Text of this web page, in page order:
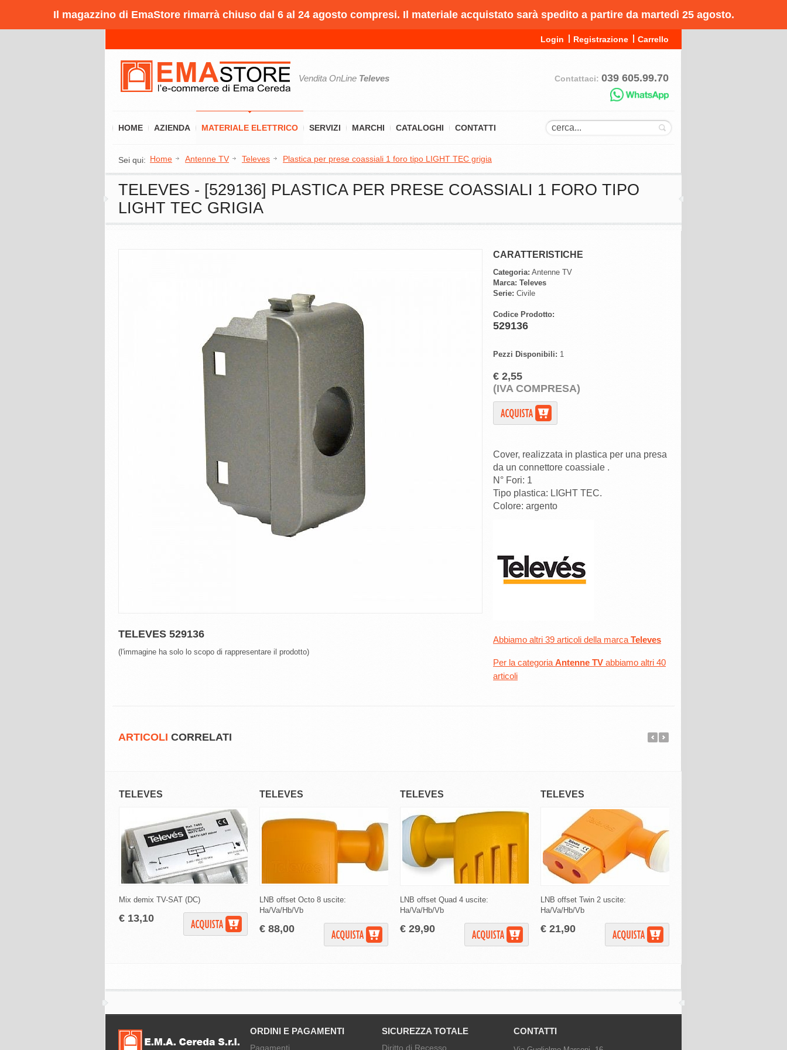
Il magazzino di EmaStore rimarrà chiuso dal 6 al 24 agosto compresi. Il materiale acquistato sarà spedito a partire da martedì 25 agosto.
Login Registrazione Carrello
Vendita OnLine Televes Contattaci: 039 605.99.70
HOME AZIENDA MATERIALE ELETTRICO SERVIZI MARCHI CATALOGHI CONTATTI
Sei qui: Home Antenne TV Televes Plastica per prese coassiali 1 foro tipo LIGHT TEC grigia
TELEVES - [529136] PLASTICA PER PRESE COASSIALI 1 FORO TIPO
LIGHT TEC GRIGIA
TELEVES 529136
(l'immagine ha solo lo scopo di rappresentare il prodotto)
CARATTERISTICHE
Categoria: Antenne TV
Marca: Televes
Serie: Civile
Codice Prodotto:
529136
Pezzi Disponibili: 1
€ 2,55
(IVA COMPRESA)
Cover, realizzata in plastica per una presa
da un connettore coassiale .
N° Fori: 1
Tipo plastica: LIGHT TEC.
Colore: argento
Abbiamo altri 39 articoli della marca Televes
Per la categoria Antenne TV abbiamo altri 40
articoli
ARTICOLI CORRELATI
TELEVES
Mix demix TV-SAT (DC)
€ 13,10
TELEVES
LNB offset Octo 8 uscite:
Ha/Va/Hb/Vb
€ 88,00
TELEVES
LNB offset Quad 4 uscite:
Ha/Va/Hb/Vb
€ 29,90
TELEVES
LNB offset Twin 2 uscite:
Ha/Va/Hb/Vb
€ 21,90
ORDINI E PAGAMENTI
Pagamenti
SICUREZZA TOTALE
Diritto di Recesso
CONTATTI